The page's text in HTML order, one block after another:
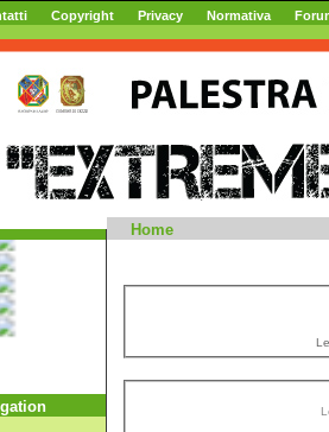
Copyright Privacy Normativa
Home